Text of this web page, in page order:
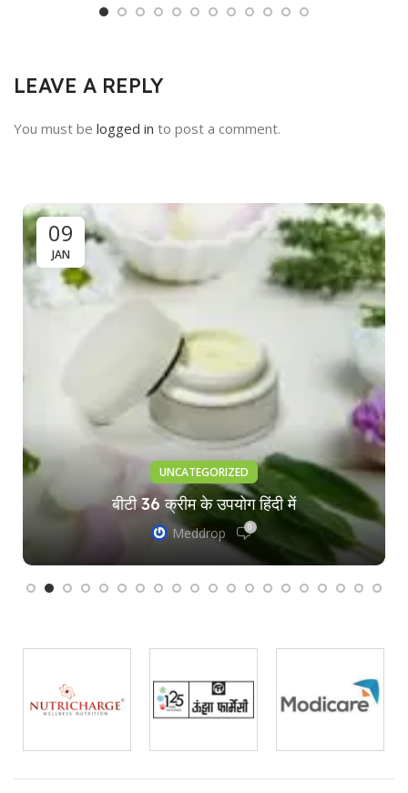
LEAVE A REPLY
You must be logged in to post a comment.
09
JAN
UNCATEGORIZED
बीटी 36 क्रीम के उपयोग हिंदी में
Meddrop 0